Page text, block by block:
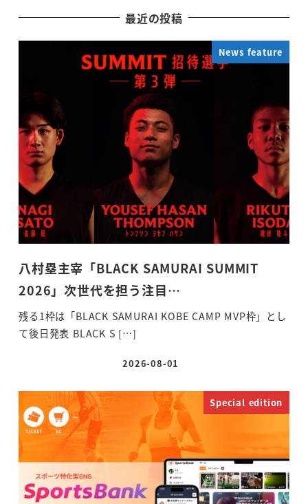
最近の投稿
News feature
八村塁主宰「BLACK SAMURAI SUMMIT
2026」次世代を担う注目…
残る1枠は「BLACK SAMURAI KOBE CAMP MVP枠」とし
て後日発表 BLACK S […]
投稿日
2026-08-01
Special edition